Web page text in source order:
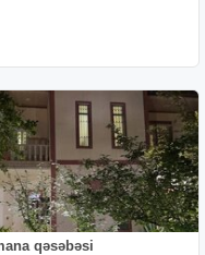
qəsəbəsi